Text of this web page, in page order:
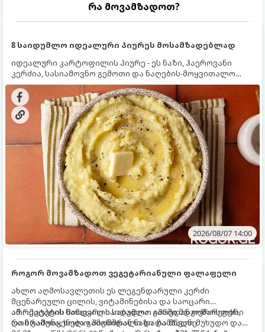
რა მოვამზადოთ?
8 საიდუმლო იდეალური პიურეს მოსამზადებლად
იდეალური კარტოფილის პიურე - ეს ნაზი, ჰაეროვანი
კერძია, სასიამოვნო გემოთი და ნაღების-მოყვითალო
ფერით. მისი მომზადება ძალიან მარტივია, მაგრამ
არსებობს რამდენიმე საიდუმლო, რომლებიც უნდა
იცოდეთ, რომ პიურე იდეალურად გემრიელი გამოვიდეს.
2026/08/07 14:00
როგორ მოვამზადოთ ვეგეტარიანული ფალაფელი
ახლო აღმოსავლეთის ეს ლეგენდარული კერძი
მცენარეული ცილის, ვიტამინებისა და საოცარი
არომატების ნამდვილი საბადოა. გარედან ოქროსფერი
და ხრაშუნა, ხოლო შიგნიდან ნაზი და მწვანე
ამ რეცეპტის მთავარი საიდუმლო იმაში მდგომარეობს,
რომ გამოიყენება გამომშრალი და ჩამბალი მუხუდო და